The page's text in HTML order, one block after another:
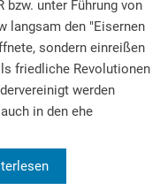
bzw. unter Führung von
langsam den "Eisernen
sondern einreißen
friedliche Revolutionen
werden
in den ehe